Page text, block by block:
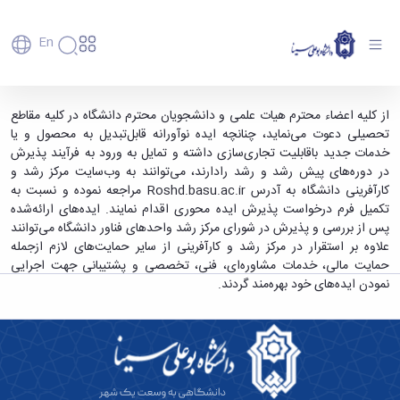
En
دانشگاه
تاریخچه
و
معرفی
برنامه
راهبردی
دانشگاه
نقشه
دانشگاه
ساختار
سازمانی
سازمان
آموزش
پذیرش
کارشناسی
تحصیلات
تکمیلی
پسا
دکترا
استعدادهای
درخشان
دانشجویان
غیرایرانی
مهمانی
پژوهش
فناوری و
کارآفرینی
دفتر
ارتباط
با
صنعت
پردیس
علم
و
دانشکده‌ها
پردیس
اصلی
مهندسی
کشاورزی
شیمی
و
علوم
نفت
انسانی
رفاهی
رفاهی
پرسنل
اداره
رفاه
کارکنان
مهمانسرای
دانشگاه
دانشجویان
دانشجویان
اعضای
هیأت
علمی
کارکنان
دانشجویان
فارغ
التحصیلان
دعوت از کلیه اعضاء محترم هیات علمی و
دانشجویان محترم دانشگاه در کلیه مقاطع
تحصیلی جهت ارائه ایده - دانشگاه بوعلی سینا
همدان
از کلیه اعضاء محترم هیات علمی و دانشجویان محترم دانشگاه در کلیه مقاطع
تحصیلی دعوت می‌نماید، چنانچه ایده نوآورانه قابل‌تبدیل به محصول و یا
خدمات جدید باقابلیت تجاری‌سازی داشته و تمایل به ورود به فرآیند پذیرش
در دوره‌های پیش رشد و رشد رادارند، می‌توانند به وب‌سایت مرکز رشد و
کارآفرینی دانشگاه به آدرس Roshd.basu.ac.ir مراجعه نموده و نسبت به
تکمیل فرم درخواست پذیرش ایده محوری اقدام نمایند. ایده‌های ارائه‌شده
پس از بررسی و پذیرش در شورای مرکز رشد واحدهای فناور دانشگاه می‌توانند
علاوه بر استقرار در مرکز رشد و کارآفرینی از سایر حمایت‌های لازم ازجمله
حمایت مالی، خدمات مشاوره‌ای، فنی، تخصصی و پشتیبانی جهت اجرایی
نمودن ایده‌های خود بهره‌مند گردند.